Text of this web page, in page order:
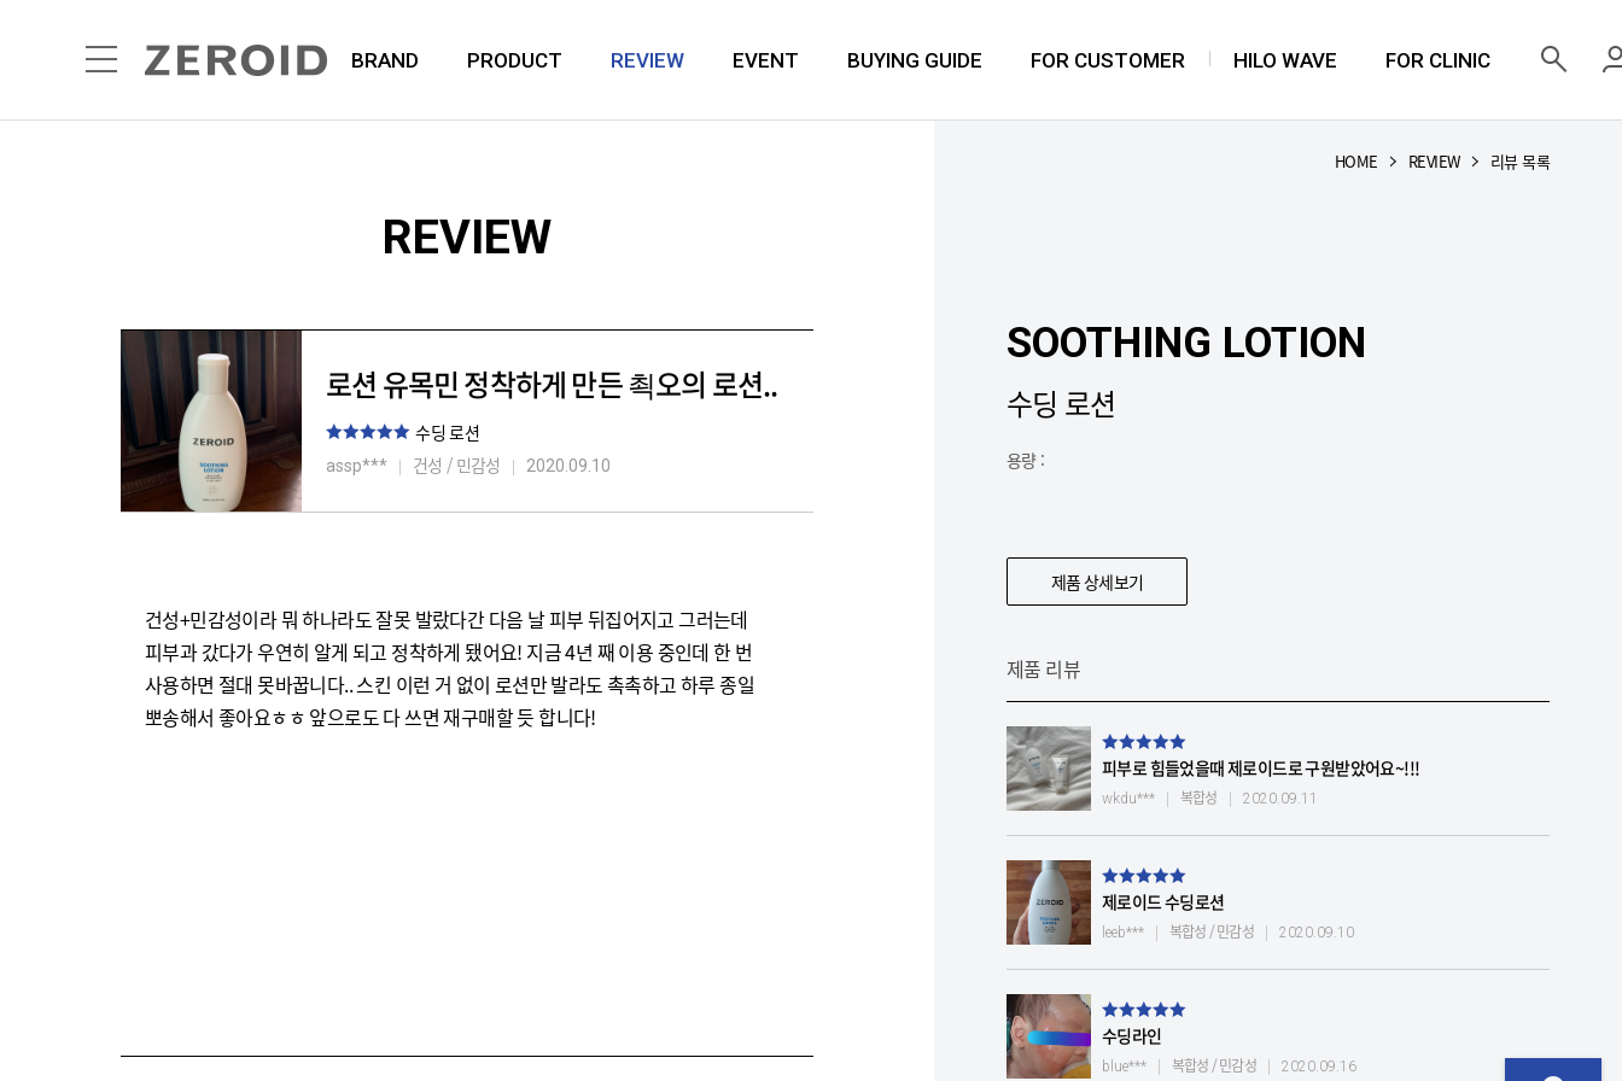
BRAND PRODUCT REVIEW EVENT BUYING GUIDE FOR CUSTOMER HILO WAVE FOR CLINIC
REVIEW
로션 유목민 정착하게 만든 쵝오의 로션..
수딩 로션
assp*** 건성 / 민감성 2020.09.10
건성+민감성이라 뭐 하나라도 잘못 발랐다간 다음 날 피부 뒤집어지고 그러는데
피부과 갔다가 우연히 알게 되고 정착하게 됐어요! 지금 4년 째 이용 중인데 한 번
사용하면 절대 못바꿉니다.. 스킨 이런 거 없이 로션만 발라도 촉촉하고 하루 종일
뽀송해서 좋아요ㅎㅎ 앞으로도 다 쓰면 재구매할 듯 합니다!
HOME REVIEW 리뷰 목록
SOOTHING LOTION
수딩 로션
용량 :
제품 상세보기
제품 리뷰
피부로 힘들었을때 제로이드로 구원받았어요~!!!
wkdu*** 복합성 2020.09.11
제로이드 수딩로션
leeb*** 복합성 / 민감성 2020.09.10
수딩라인
blue*** 복합성 / 민감성 2020.09.16